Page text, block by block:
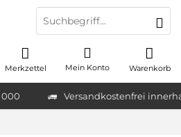
000 Versandkostenfrei
Warenkorb
Merkzettel Mein Konto